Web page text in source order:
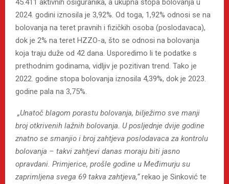
2024. godini iznosila je 3,92%. Od toga, 1,92% odnosi se na
bolovanja na teret pravnih i fizičkih osoba (poslodavaca),
dok je 2% na teret HZZO-a, što se odnosi na bolovanja
koja traju duže od 42 dana. Usporedimo li te podatke s
prethodnim godinama, vidljiv je pozitivan trend. Tako je
2022. godine stopa bolovanja iznosila 4,39%, dok je 2023.
godine pala na 3,75%.
„Unatoč blagom porastu bolovanja, bilježimo sve manji
broj otkrivenih lažnih bolovanja. U posljednje dvije godine
znatno se smanjio i broj zahtjeva poslodavaca za kontrolu
bolovanja – takvi zahtjevi danas moraju biti jasno
opravdani. Primjerice, prošle godine u Međimurju su
zaprimljena svega 69 takva zahtjeva,“rekao je Sinković te